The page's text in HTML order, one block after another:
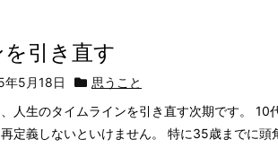
引き直す
年5月18日
思うこと
人生のタイムラインを引き直す次期です。 10
定義しないといけません。 特に35歳までに